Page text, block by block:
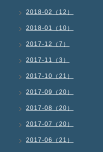
2018-02（12）
2018-01（10）
2017-12（7）
2017-11（3）
2017-10（21）
2017-09（20）
2017-08（20）
2017-07（20）
2017-06（21）